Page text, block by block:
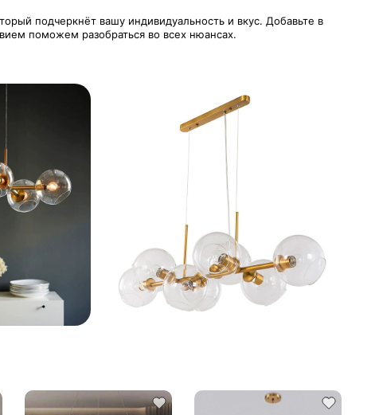
подчеркнёт вашу индивидуальность и вкус. Добавьте в
поможем разобраться во всех нюансах.